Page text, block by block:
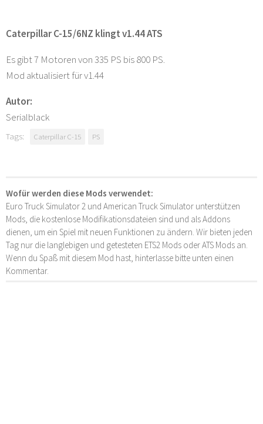
Caterpillar C-15/6NZ klingt v1.44 ATS
Es gibt 7 Motoren von 335 PS bis 800 PS.
Mod aktualisiert für v1.44
Autor:
Serialblack
Tags: Caterpillar C-15 PS
Wofür werden diese Mods verwendet:
Euro Truck Simulator 2 und American Truck Simulator unterstützen
Mods, die kostenlose Modifikationsdateien sind und als Addons
dienen, um ein Spiel mit neuen Funktionen zu ändern. Wir bieten jeden
Tag nur die langlebigen und getesteten ETS2 Mods oder ATS Mods an.
Wenn du Spaß mit diesem Mod hast, hinterlasse bitte unten einen
Kommentar.